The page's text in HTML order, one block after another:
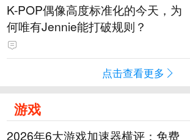
K-POP偶像高度标准化的今天，为
何唯有Jennie能打破规则？
点击查看更多
游戏
2026年6大游戏加速器横评：免费